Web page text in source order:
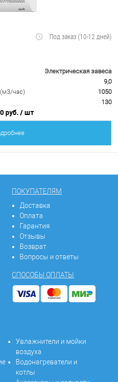
Под заказ (10-12 дней)
Электрическая завеса
9,0
(м3/час)
1050
130
руб. / шт
ПОКУПАТЕЛЯМ
Доставка
Оплата
Гарантия
Отзывы
Возврат
Вопросы и ответы
СПОСОБЫ ОПЛАТЫ
Увлажнители и мойки
воздуха
Водонагреватели и
котлы